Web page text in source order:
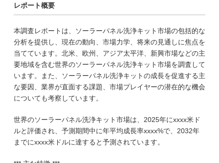
レポート概要
本調査レポートは、ソーラーパネル洗浄キット市場の包括的な
分析を提供し、現在の動向、市場力学、将来の見通しに焦点を
当てています。北米、欧州、アジア太平洋、新興市場などの主
要地域を含む世界のソーラーパネル洗浄キット市場を調査して
います。また、ソーラーパネル洗浄キットの成長を促進する主
な要因、業界が直面する課題、市場プレイヤーの潜在的な機会
についても考察しています。
世界のソーラーパネル洗浄キット市場は、2025年にxxxx米ド
ルと評価され、予測期間中に年平均成長率xxxx%で、2032年
までにxxxx米ドルに達すると予測されています。